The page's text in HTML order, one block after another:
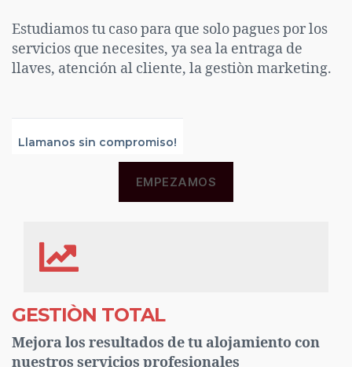
Estudiamos tu caso para que solo pagues por los
servicios que necesites, ya sea la entraga de
llaves, atención al cliente, la gestiòn marketing.
Llamanos sin compromiso!
EMPEZAMOS
GESTIÒN TOTAL
Mejora los resultados de tu alojamiento con
nuestros servicios profesionales